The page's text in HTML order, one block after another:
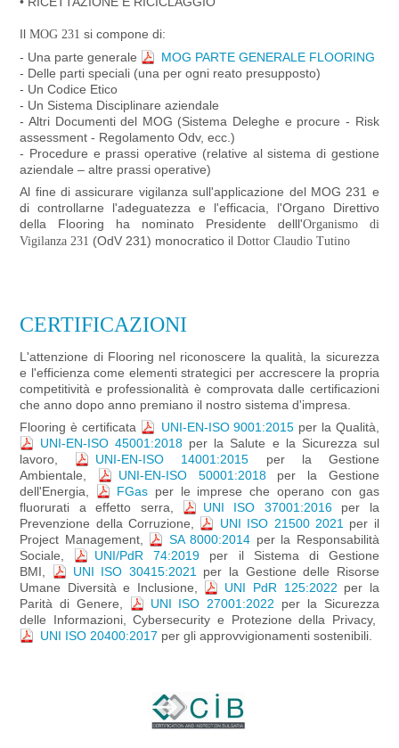
IlMOG 231 si compone di:
- Una parte generale
MOG PARTE GENERALE FLOORING
- Delle parti speciali (una per ogni reato presupposto)
- Un Codice Etico
- Un Sistema Disciplinare aziendale
- Altri Documenti del MOG (Sistema Deleghe e procure - Risk
assessment - Regolamento Odv, ecc.)
- Procedure e prassi operative (relative al sistema di gestione
aziendale – altre prassi operative)
Al fine di assicurare vigilanza sull'applicazione del MOG 231 e
di controllarne l'adeguatezza e l'efficacia, l'Organo Direttivo
della Flooring ha nominato Presidente delll'Organismo di
Vigilanza 231 (OdV 231) monocratico ilDottor Claudio Tutino
CERTIFICAZIONI
L'attenzione di Flooring nel riconoscere la qualità, la sicurezza
e l'efficienza come elementi strategici per accrescere la propria
competitività e professionalità è comprovata dalle certificazioni
che anno dopo anno premiano il nostro sistema d'impresa.
Flooring è certificata
UNI-EN-ISO 9001:2015 per la Qualità,
UNI-EN-ISO 45001:2018 per la Salute e la Sicurezza sul
lavoro,
UNI-EN-ISO 14001:2015 per la Gestione
Ambientale,
UNI-EN-ISO 50001:2018per la Gestione
dell'Energia,
FGas per le imprese che operano con gas
fluorurati a effetto serra,
UNI ISO 37001:2016per la
Prevenzione della Corruzione,
UNI ISO 21500 2021
per il
Project Management,
SA 8000:2014 per la Responsabilità
Sociale,
UNI/PdR 74:2019 per il Sistema di Gestione
BMI,
UNI ISO 30415:2021
per la Gestione delle Risorse
Umane Diversità e Inclusione,
UNI PdR 125:2022 per la
Parità di Genere,
UNI ISO 27001:2022 per la Sicurezza
delle Informazioni, Cybersecurity e Protezione della Privacy,
UNI ISO 20400:2017 per gli approvvigionamenti sostenibili.